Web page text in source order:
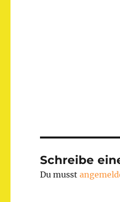
Schreibe
Du musst